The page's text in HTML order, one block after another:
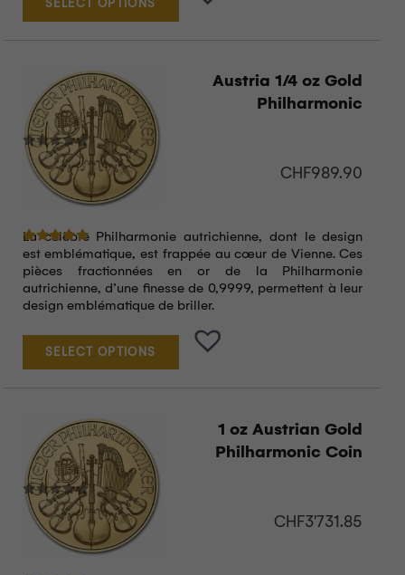
SELECT OPTIONS
Austria 1/4 oz Gold
Philharmonic
Note5.00sur 5
CHF989.90
La célèbre Philharmonie autrichienne, dont le design
est emblématique, est frappée au cœur de Vienne. Ces
pièces fractionnées en or de la Philharmonie
autrichienne, d’une finesse de 0,9999, permettent à leur
design emblématique de briller.
SELECT OPTIONS
1 oz Austrian Gold
Philharmonic Coin
CHF3'731.85